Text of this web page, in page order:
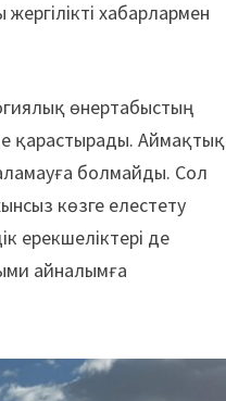
хабарлармен
өнертабыстың
қарастырады. Аймақтық
болмайды. Сол
көзге елестету
ерекшеліктері де
айналымға